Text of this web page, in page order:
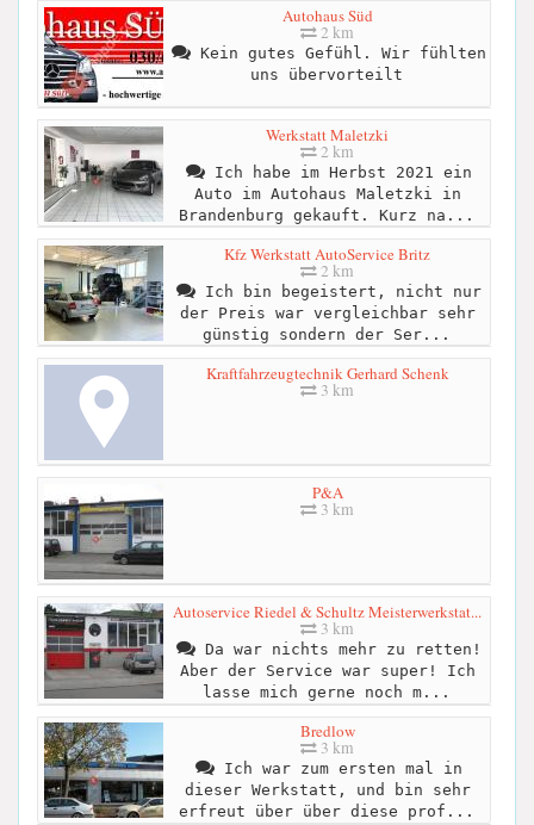
Autohaus Süd
2 km
Kein gutes Gefühl. Wir fühlten
uns übervorteilt
Werkstatt Maletzki
2 km
Ich habe im Herbst 2021 ein
Auto im Autohaus Maletzki in
Brandenburg gekauft. Kurz na...
Kfz Werkstatt AutoService Britz
2 km
Ich bin begeistert, nicht nur
der Preis war vergleichbar sehr
günstig sondern der Ser...
Kraftfahrzeugtechnik Gerhard Schenk
3 km
P&A
3 km
Autoservice Riedel & Schultz Meisterwerkstat...
3 km
Da war nichts mehr zu retten!
Aber der Service war super! Ich
lasse mich gerne noch m...
Bredlow
3 km
Ich war zum ersten mal in
dieser Werkstatt, und bin sehr
erfreut über über diese prof...